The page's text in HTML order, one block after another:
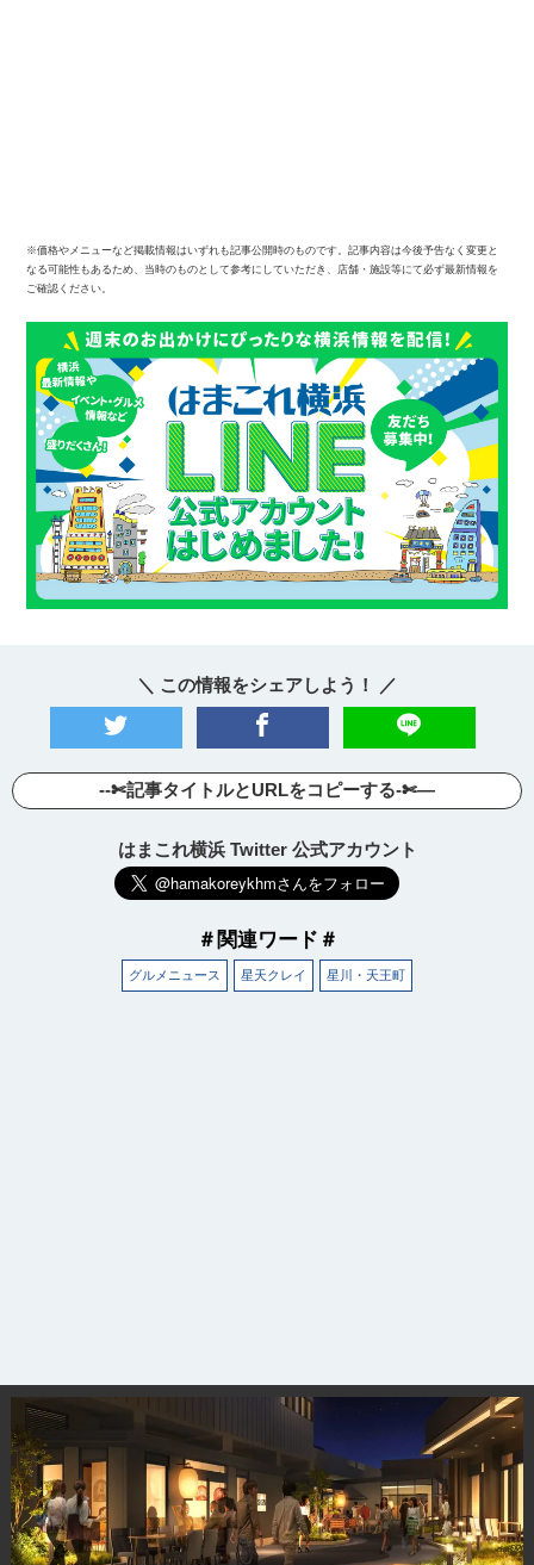
※価格やメニューなど掲載情報はいずれも記事公開時のものです。記事内容は今後予告なく変更と
なる可能性もあるため、当時のものとして参考にしていただき、店舗・施設等にて必ず最新情報を
ご確認ください。
＼ この情報をシェアしよう！ ／
--✄記事タイトルとURLをコピーする-✄—
はまこれ横浜 Twitter 公式アカウント
＃関連ワード＃
グルメニュース 星天クレイ 星川・天王町